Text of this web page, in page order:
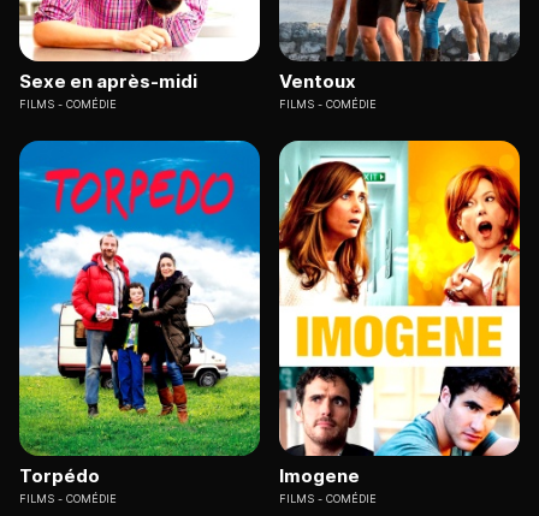
Sexe en après-midi
FILMS COMÉDIE
Ventoux
FILMS COMÉDIE
Torpédo
FILMS COMÉDIE
Imogene
FILMS COMÉDIE